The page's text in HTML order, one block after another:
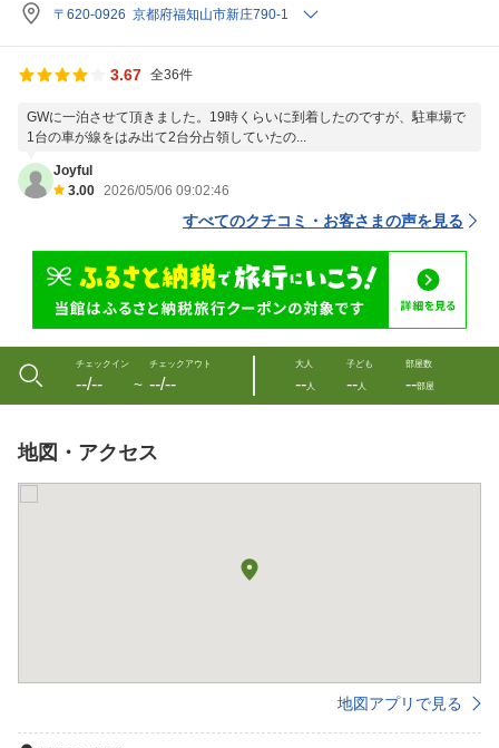
〒620-0926 京都府福知山市新庄790-1
3.67 全36件
GWに一泊させて頂きました。19時くらいに到着したのですが、駐車場で
1台の車が線をはみ出て2台分占領していたの...
Joyful
3.00 2026/05/06 09:02:46
すべてのクチコミ・お客さまの声を見る
チェックイン
--/-- 〜
チェックアウト
--/--
大人
--人
子ども
--人
部屋数
--部屋
地図・アクセス
地図アプリで見る